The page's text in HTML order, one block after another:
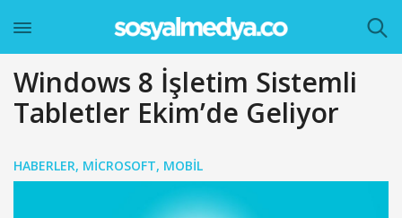
Windows 8 İşletim Sistemli
Tabletler Ekim’de Geliyor
HABERLER, MICROSOFT, MOBIL